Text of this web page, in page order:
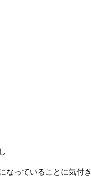
し
なっていることに気付き